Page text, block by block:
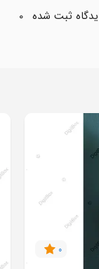
ثبت شده 0
0